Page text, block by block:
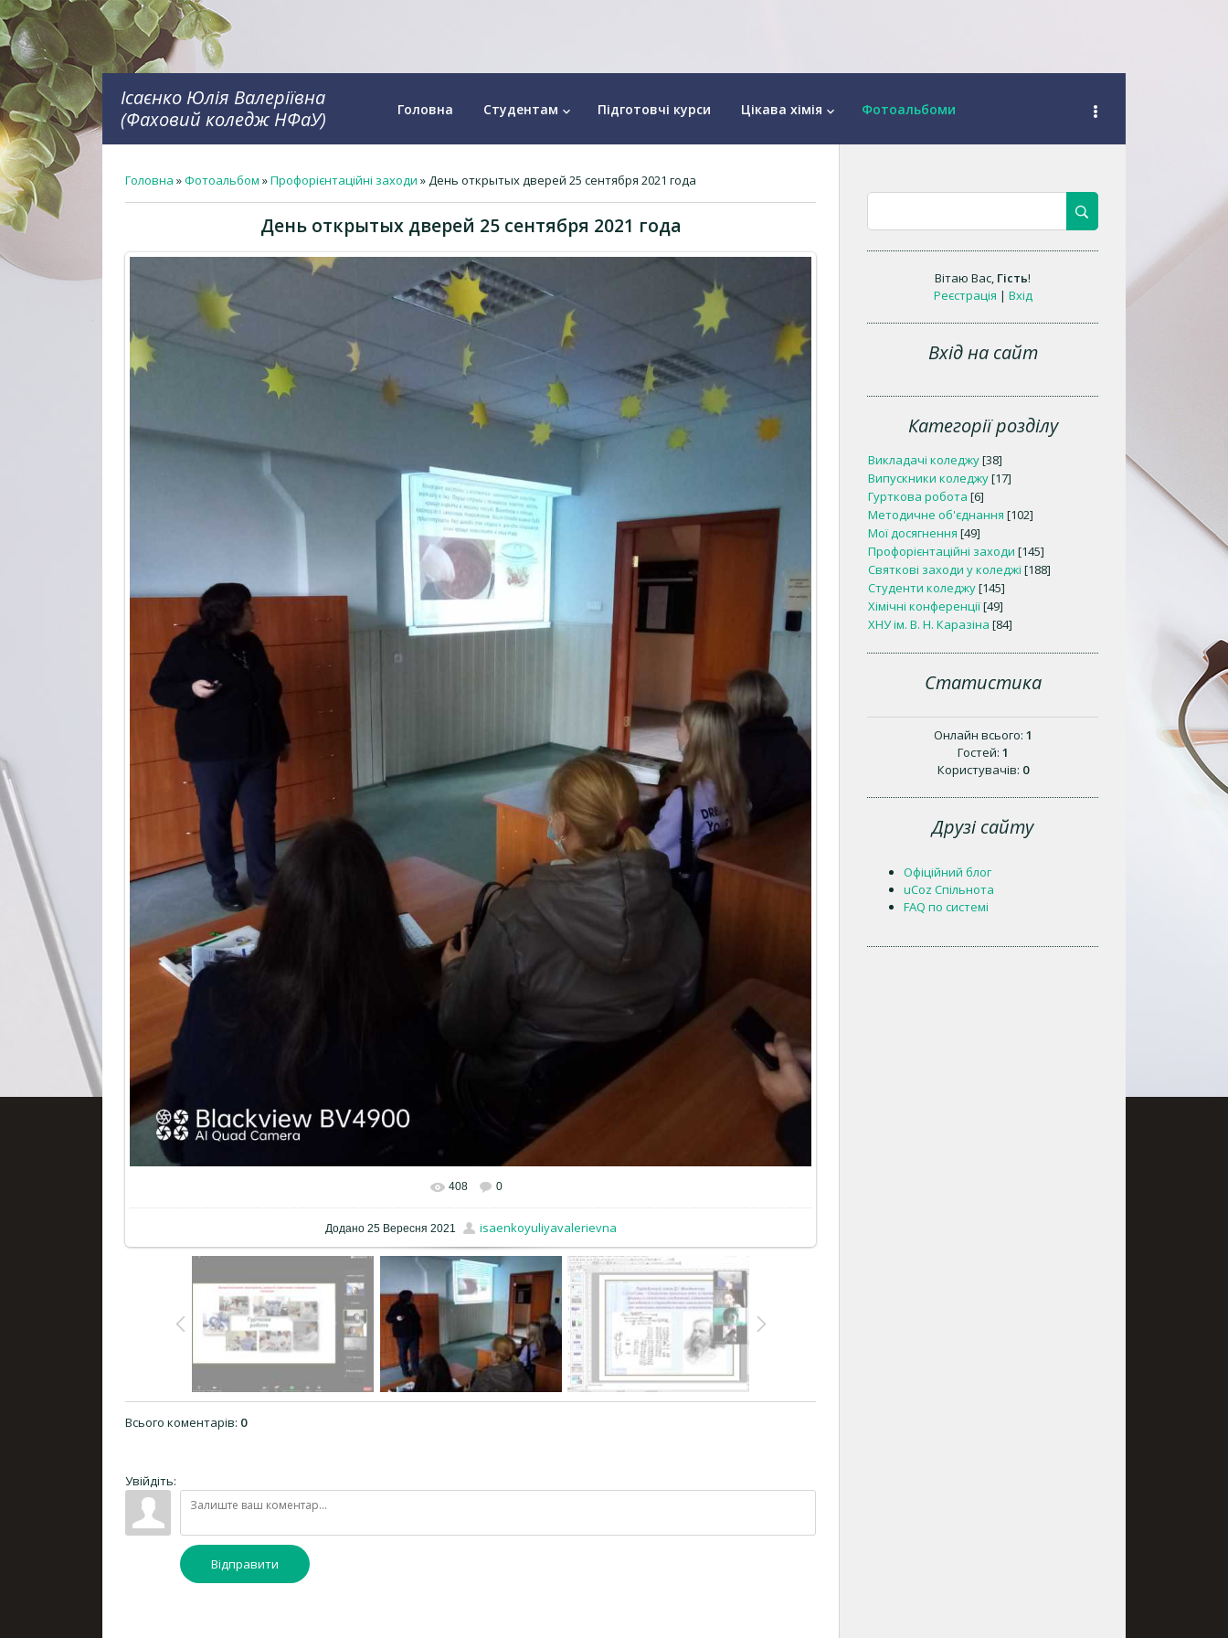
Ісаєнко Юлія Валеріївна
(Фаховий коледж НФаУ)
Головна Студентам keyboard_arrow_down Підготовчі курси Цікава хімія keyboard_arrow_down Фотоальбоми
Головна »Фотоальбом »Профорієнтаційні заходи » День открытых дверей 25 сентября 2021 года
День открытых дверей 25 сентября 2021 года
408 0
Додано25 Вересня 2021 isaenkoyuliyavalerievna
Всього коментарів: 0
Увійдіть:
Відправити
Вітаю Вас, Гість!
Реєстрація | Вхід
Вхід на сайт
Категорії розділу
Викладачі коледжу[38]
Випускники коледжу[17]
Гурткова робота [6]
Методичне об'єднання [102]
Мої досягнення [49]
Профорієнтаційні заходи [145]
Святкові заходи у коледжі [188]
Студенти коледжу[145]
Хімічні конференції[49]
ХНУ ім. В. Н. Каразіна [84]
Статистика
Онлайн всього: 1
Гостей: 1
Користувачів: 0
Друзі сайту
Офіційний блог
uCoz Спільнота
FAQ по системі